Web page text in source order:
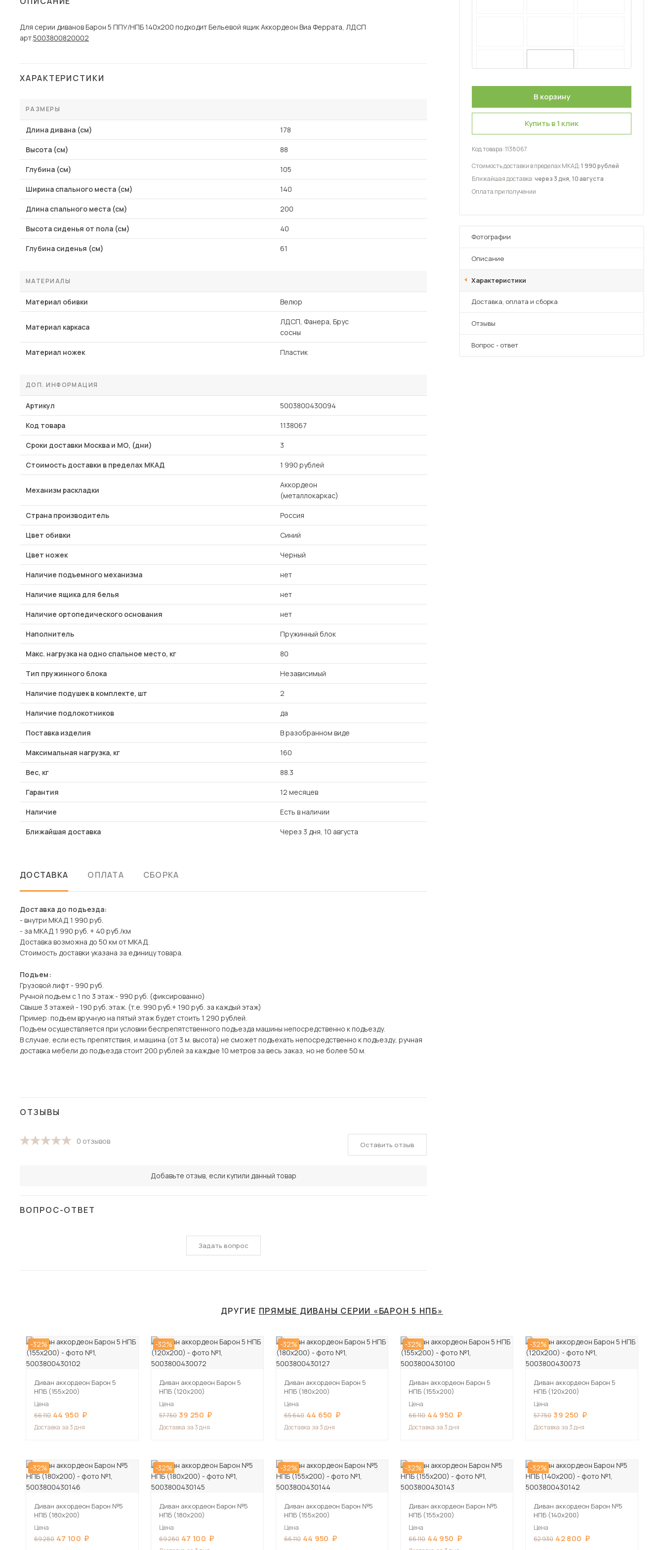
Шкафы и стеллажи
Комоды и тумбы
Гарнитуры
Посмотреть все кровати
Купить в 1 клик
Код товара:1138067
Стоимость доставки в пределах МКАД:1 990 рублей
Ближайшая доставка:через 3 дня, 10 августа
Оплата при получении
Фотографии
Описание
Характеристики
Преимущества
Доставка, оплата и сборка
Отзывы
Вопрос - ответ
Для серии диванов Барон 5 ППУ/НПБ 140х200 подходит Бельевой ящик Аккордеон Виа Феррата, ЛДСП
арт.5003800820002
ХАРАКТЕРИСТИКИ
РАЗМЕРЫ
Длина дивана (см) 178
Высота (см) 88
Глубина (см) 105
Ширина спального места (см) 140
Длина спального места (см) 200
Высота сиденья от пола (см) 40
Глубина сиденья (см) 61
МАТЕРИАЛЫ
Материал обивки Велюр
Материал каркаса
ЛДСП, Фанера, Брус
сосны
Материал ножек Пластик
ДОП. ИНФОРМАЦИЯ
Артикул 5003800430094
Код товара 1138067
Сроки доставки Москва и МО, (дни) 3
Стоимость доставки в пределах МКАД 1 990 рублей
Механизм раскладки
Аккордеон
(металлокаркас)
Страна производитель Россия
Цвет обивки Синий
Цвет ножек Черный
Наличие подъемного механизма нет
Наличие ящика для белья нет
Наличие ортопедического основания нет
Наполнитель Пружинный блок
Макс. нагрузка на одно спальное место, кг 80
Тип пружинного блока Независимый
Наличие подушек в комплекте, шт 2
Наличие подлокотников да
Поставка изделия В разобранном виде
Максимальная нагрузка, кг 160
Вес, кг 88.3
Гарантия 12 месяцев
Наличие Есть в наличии
Ближайшая доставка Через 3 дня, 10 августа
ДОСТАВКА ОПЛАТА СБОРКА
Доставка до подъезда:
- внутри МКАД 1 990 руб.
- за МКАД 1 990 руб. + 40 руб./км
Доставка возможна до 50 км от МКАД.
Стоимость доставки указана за единицу товара.
Подъем:
Грузовой лифт - 990 руб.
Ручной подъем с 1 по 3 этаж - 990 руб. (фиксированно)
Свыше 3 этажей - 190 руб. этаж. (т.е. 990 руб.+ 190 руб. за каждый этаж)
Пример: подъем вручную на пятый этаж будет стоить 1 290 рублей.
Подъем осуществляется при условии беспрепятственного подъезда машины непосредственно к подъезду.
В случае, если есть препятствия, и машина (от 3 м. высота) не сможет подъехать непосредственно к подъезду, ручная
доставка мебели до подъезда стоит 200 рублей за каждые 10 метров за весь заказ, но не более 50 м.
ОТЗЫВЫ
0 отзывов
Добавьте отзыв, если купили данный товар
Оставить отзыв
ВОПРОС-ОТВЕТ
Задать вопрос
ДРУГИЕ ПРЯМЫЕ ДИВАНЫ СЕРИИ «БАРОН 5 НПБ»
-32%
Диван аккордеон Барон 5
НПБ (155х200)
Цена
66 110 44 950
Доставка за 3 дня
-32%
Диван аккордеон Барон 5
НПБ (120х200)
Цена
57 750 39 250
Доставка за 3 дня
-32%
Диван аккордеон Барон 5
НПБ (180х200)
Цена
65 640 44 650
Доставка за 3 дня
-32%
Диван аккордеон Барон 5
НПБ (155х200)
Цена
66 110 44 950
Доставка за 3 дня
-32%
Диван аккордеон Барон 5
НПБ (120х200)
Цена
57 750 39 250
Доставка за 3 дня
-32%
Диван аккордеон Барон №5
НПБ (180х200)
Цена
69 280 47 100
-32%
Диван аккордеон Барон №5
НПБ (180х200)
Цена
69 280 47 100
-32%
Диван аккордеон Барон №5
НПБ (155х200)
Цена
66 110 44 950
-32%
Диван аккордеон Барон №5
НПБ (155х200)
Цена
66 110 44 950
-32%
Диван аккордеон Барон №5
НПБ (140х200)
Цена
62 930 42 800